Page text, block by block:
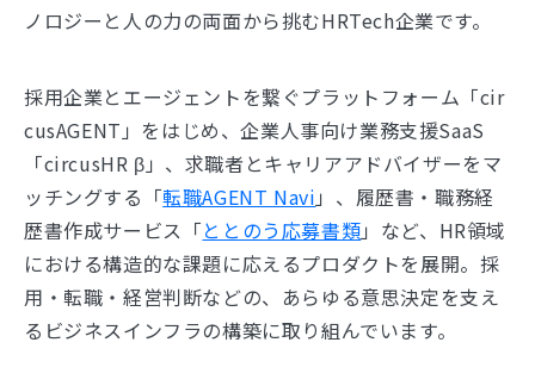
ノロジーと人の力の両面から挑むHRTech企業です。
採用企業とエージェントを繋ぐプラットフォーム「cir
cusAGENT」をはじめ、企業人事向け業務支援SaaS
「circusHR β」、求職者とキャリアアドバイザーをマ
ッチングする「転職AGENT Navi 」、履歴書・職務経
歴書作成サービス「ととのう応募書類」など、HR領域
における構造的な課題に応えるプロダクトを展開。採
用・転職・経営判断などの、あらゆる意思決定を支え
るビジネスインフラの構築に取り組んでいます。